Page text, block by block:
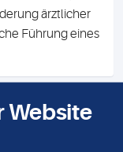
eine 24h
ärztlicher
Führung eines
Website